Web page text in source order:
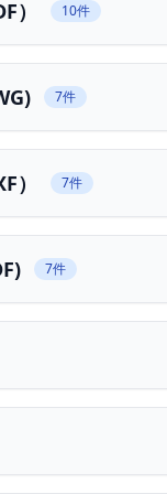
ズ点検マニュアル
） 10件
7件
） 7件
7件